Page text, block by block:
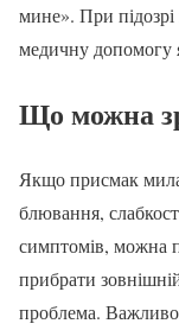
мине». При підозрі
медичну
Що можна
Якщо присмак
блювання,
симптомів, можна
прибрати
проблема. Важливо